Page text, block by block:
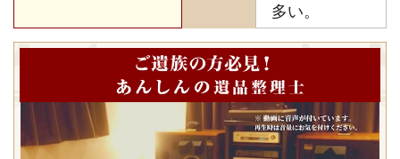
多い。